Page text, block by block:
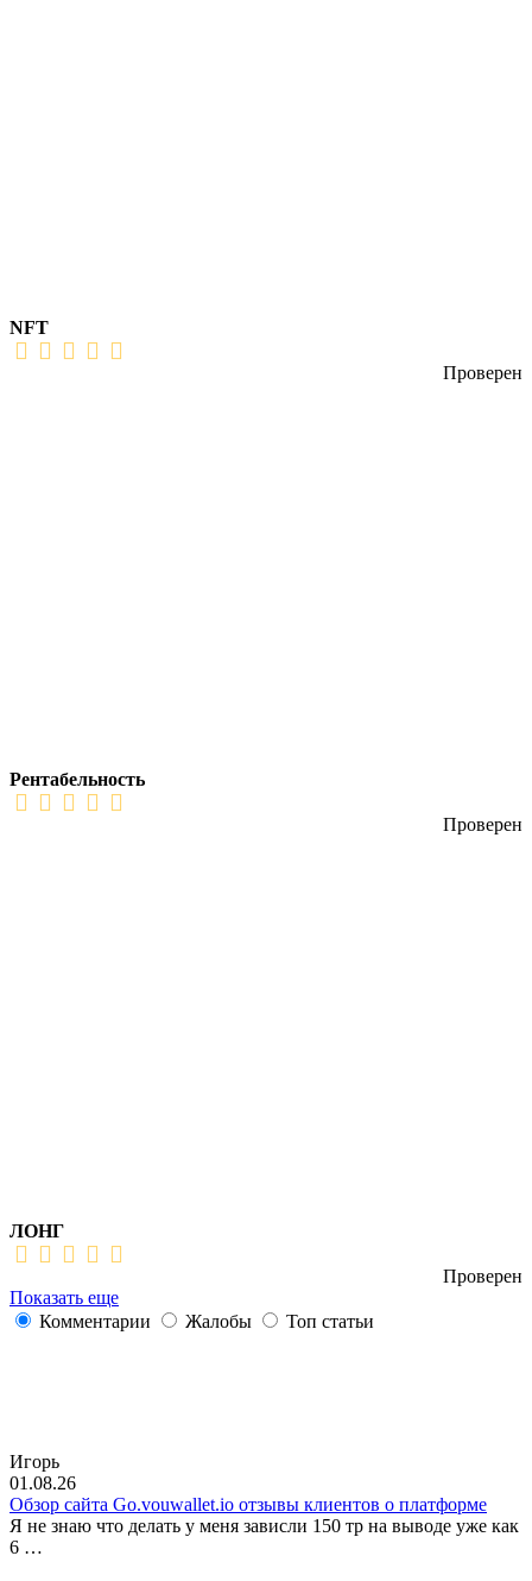
NFT
Проверен
Рентабельность
Проверен
ЛОНГ
Проверен
Показать еще
Комментарии
Жалобы Топ статьи
Игорь
01.08.26
Обзор сайта Go.vouwallet.io отзывы клиентов о платформе
Я не знаю что делать у меня зависли 150 тр на выводе уже как
6 …